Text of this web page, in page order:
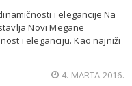
i elegancije Na
Novi Megane
i eleganciju. Kao najniži
4. MARTA 2016.